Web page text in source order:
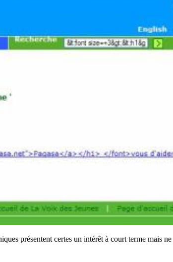
présentent certes un intérêt à court terme mais